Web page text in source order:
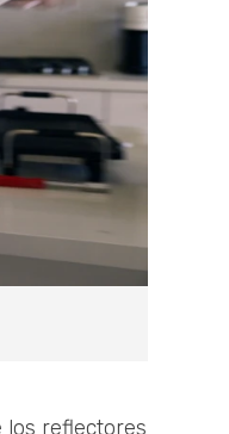
los reflectores